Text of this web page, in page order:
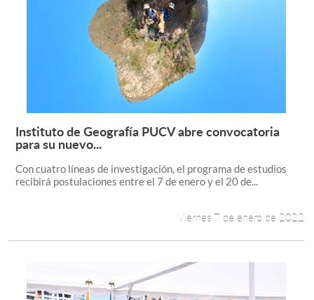
Leer más +
Instituto de Geografía PUCV abre convocatoria
para su nuevo...
Con cuatro líneas de investigación, el programa de estudios
recibirá postulaciones entre el 7 de enero y el 20 de...
Viernes 7 de enero de 2022